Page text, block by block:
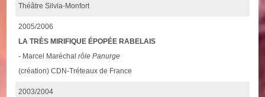
Théâtre Silvia-Monfort
2005/2006
LA TRÈS MIRIFIQUE ÉPOPÉE RABELAIS
- Marcel Maréchalrôle Panurge
(création) CDN-Tréteaux de France
2003/2004